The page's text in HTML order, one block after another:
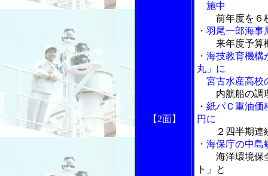
【2面】
施中
前年度を６
・羽尾一郎海
来年度予算
・海技教育機
丸」に
宮古水産高校
内航船の調
・紙パＣ重油
円に
２四半期連
・海保庁の中
海洋環境保
ト」と